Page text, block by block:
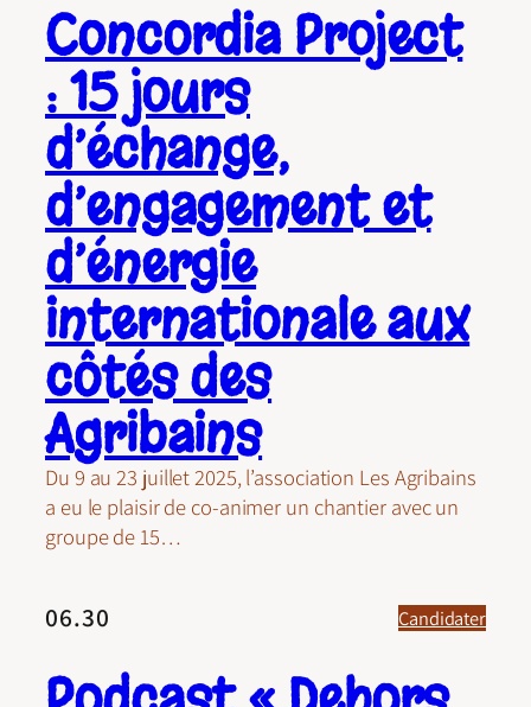
Concordia Project
: 15 jours
d’échange,
d’engagement et
d’énergie
internationale aux
côtés des
Agribains
Du 9 au 23 juillet 2025, l’association Les Agribains
a eu le plaisir de co-animer un chantier avec un
groupe de 15…
06.30 Candidater